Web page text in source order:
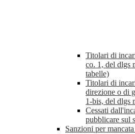
Titolari di
co. 1, del dlgs
tabelle)
Titolari di
direzione o di
1-bis, del dlgs
Cessati
pubblicare sul
Sanzioni per